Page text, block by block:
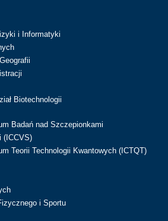
i Informatyki
Biotechnologii
Badań nad Szczepionkami
(ICCVS)
Teorii Technologii Kwantowych (ICTQT)
i Sportu